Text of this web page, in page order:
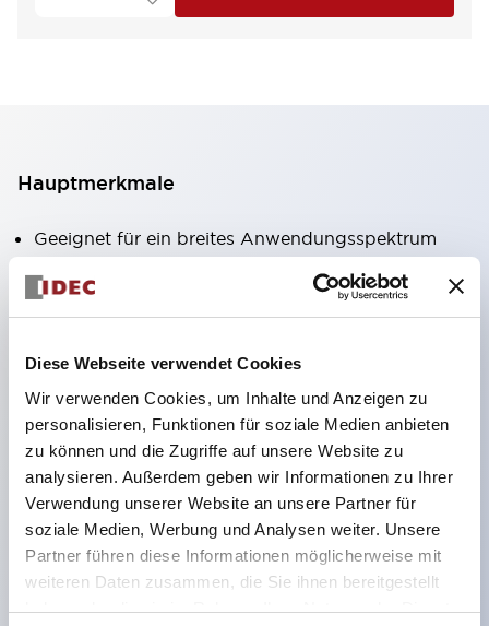
Diese Webseite verwendet Cookies
Wir verwenden Cookies, um Inhalte und Anzeigen zu
personalisieren, Funktionen für soziale Medien anbieten
zu können und die Zugriffe auf unsere Website zu
analysieren. Außerdem geben wir Informationen zu Ihrer
Verwendung unserer Website an unsere Partner für
soziale Medien, Werbung und Analysen weiter. Unsere
Partner führen diese Informationen möglicherweise mit
weiteren Daten zusammen, die Sie ihnen bereitgestellt
haben oder die sie im Rahmen Ihrer Nutzung der Dienste
Hauptmerkmale
Geeignet für ein breites Anwendungsspektrum
von der Konsumelektronik bis zum FA-Bereich
LED-Beleuchtungseinheit mit integriertem
LED-Lampenkörper
Schutzarten IP40 und IP65 vollständig verfügbar
(IEC 60529)
UL- und CSA-zertifiziert. Entspricht EN (Europa)
Normen. CCC-zertifiziert (außer Anzeigeleuchten).
Mit speziellem Zubehör leicht auf Φ22 Flash-
Silhouette umstellbar